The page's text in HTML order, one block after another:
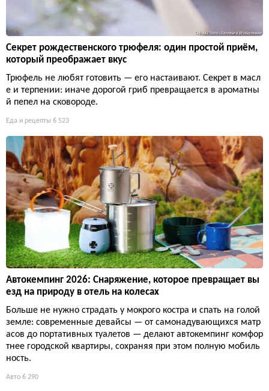
Секрет рождественского трюфеля: один простой приём,
который преображает вкус
Трюфель не любят готовить — его настаивают. Секрет в масл
е и терпении: иначе дорогой гриб превращается в ароматны
й пепел на сковороде.
Еда и рецепты 6 523
Автокемпинг 2026: Снаряжение, которое превращает вы
езд на природу в отель на колесах
Больше не нужно страдать у мокрого костра и спать на голой
земле: современные девайсы — от самонадувающихся матр
асов до портативных туалетов — делают автокемпинг комфор
тнее городской квартиры, сохраняя при этом полную мобиль
ность.
Авто 6 290